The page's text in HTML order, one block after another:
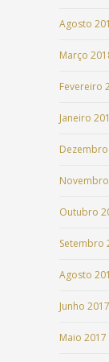
Agosto
Março
Fevereiro
Janeiro
Outubro
Setembro
Agosto
Junho 2017
Maio 2017